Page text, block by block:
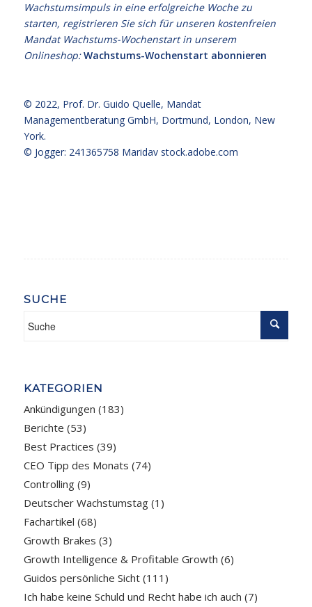
Wachstumsimpuls in eine erfolgreiche Woche zu
starten, registrieren Sie sich für unseren kostenfreien
Mandat Wachstums-Wochenstart in unserem
Onlineshop:Wachstums-Wochenstart abonnieren
© 2022, Prof. Dr. Guido Quelle, Mandat
Managementberatung GmbH, Dortmund, London, New
York.
© Jogger: 241365758 Maridav stock.adobe.com
SUCHE
KATEGORIEN
Ankündigungen (183)
Berichte (53)
Best Practices (39)
CEO Tipp des Monats (74)
Controlling(9)
Deutscher Wachstumstag(1)
Fachartikel (68)
Growth Brakes (3)
Growth Intelligence & Profitable Growth (6)
Guidos persönliche Sicht(111)
Ich habe keine Schuld und Recht habe ich auch (7)